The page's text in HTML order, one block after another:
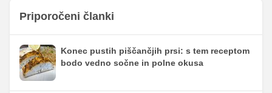
Priporočeni članki
Konec pustih piščančjih prsi: s tem receptom
bodo vedno sočne in polne okusa